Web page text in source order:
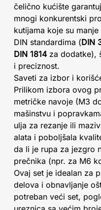
čelično kućište
mnogi konkurentski
kutijama koje su
DIN standardima (DIN
DIN 1814 za dodatke),
i preciznost.
Saveti za izbor i
Prilikom izbora ovog
metričke navoje (M3
mašinstvu i
ulja za rezanje ili
alata i poboljšala
da li je rupa za jezgro
prečnika (npr. za M6
Ovaj set je idealan za
delova i obnavljanje
potreban veći set,